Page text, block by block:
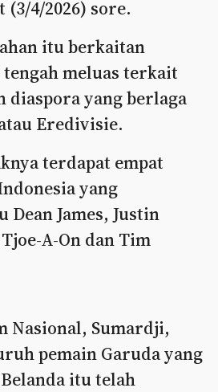
(3/4/2026) sore.
itu berkaitan
meluas terkait
diaspora yang berlaga
Eredivisie.
terdapat empat
yang
Dean James, Justin
A-On dan Tim
Nasional, Sumardji,
pemain Garuda yang
itu telah